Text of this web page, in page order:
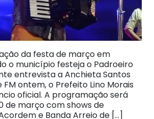
da festa de março em
o município festeja o Padroeiro
entrevista a Anchieta Santos
FM ontem, o Prefeito Lino Morais
oficial. A programação será
de março com shows de
e Banda Arreio de […]